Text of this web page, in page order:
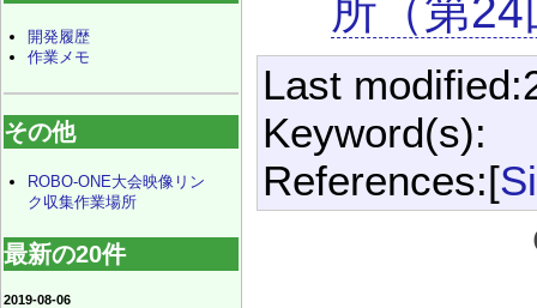
所（第24
Last
Keyword(s):
References:[
開発履歴
作業メモ
その他
ROBO-ONE大会映像リン
ク収集作業場所
最新の20件
2019-08-06